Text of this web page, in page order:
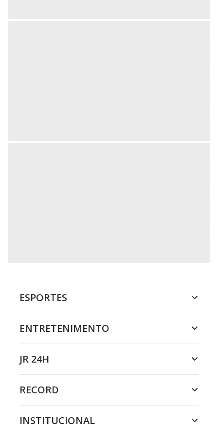
ESPORTES
ENTRETENIMENTO
JR 24H
RECORD
INSTITUCIONAL